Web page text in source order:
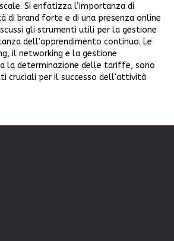
Si enfatizza l’importanza di
di brand forte e di una presenza online
gli strumenti utili per la gestione
dell’apprendimento continuo. Le
il networking e la gestione
la determinazione delle tariffe, sono
cruciali per il successo dell’attività